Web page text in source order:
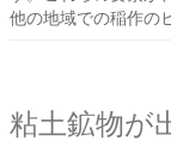
他の地域での稲作の
粘土鉱物が